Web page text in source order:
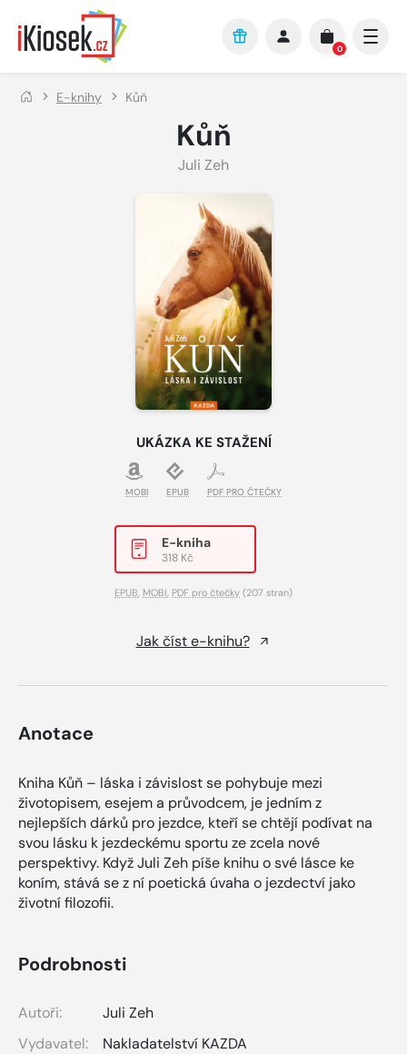
Přejít na hlavní obsah
0
E-knihy Kůň
Kůň
Juli Zeh
UKÁZKA KE STAŽENÍ
MOBI EPUB PDF PRO ČTEČKY
E-kniha
318 Kč
EPUB MOBI PDF pro čtečky (207 stran)
Jak číst e-knihu?
Anotace
Kniha Kůň – láska i závislost se pohybuje mezi
životopisem, esejem a průvodcem, je jedním z
nejlepších dárků pro jezdce, kteří se chtějí podívat na
svou lásku k jezdeckému sportu ze zcela nové
perspektivy. Když Juli Zeh píše knihu o své lásce ke
koním, stává se z ní poetická úvaha o jezdectví jako
životní filozofii.
Podrobnosti
Autoři:
Juli Zeh
Vydavatel:
Nakladatelství KAZDA